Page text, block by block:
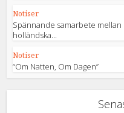
Notiser
Spännande samarbete mellan
holländska...
Notiser
“Om Natten, Om Dagen”